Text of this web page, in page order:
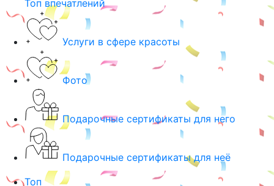
Топ впечатлений
Услуги в сфере красоты
Фото
Подарочные сертификаты для него
Подарочные сертификаты для неё
Топ